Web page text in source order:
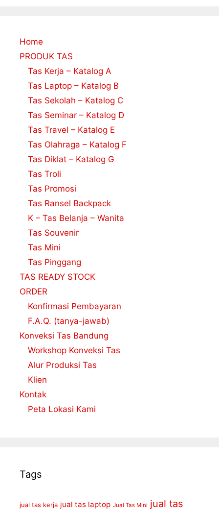
Home
PRODUK TAS
Tas Kerja – Katalog A
Tas Laptop – Katalog B
Tas Sekolah – Katalog C
Tas Seminar – Katalog D
Tas Travel – Katalog E
Tas Olahraga – Katalog F
Tas Diklat – Katalog G
Tas Troli
Tas Promosi
Tas Ransel Backpack
K – Tas Belanja – Wanita
Tas Souvenir
Tas Mini
Tas Pinggang
TAS READY STOCK
ORDER
Konfirmasi Pembayaran
F.A.Q. (tanya-jawab)
Konveksi Tas Bandung
Workshop Konveksi Tas
Alur Produksi Tas
Klien
Kontak
Peta Lokasi Kami
Tags
jual tas kerja jual tas laptop Jual Tas Mini jual tas